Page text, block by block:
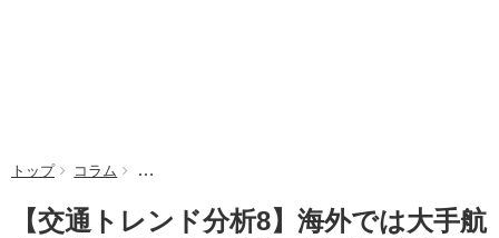
トップ コラム 【交通トレンド分析8】海外では大手航空会社も預
【交通トレンド分析8】海外では大手航